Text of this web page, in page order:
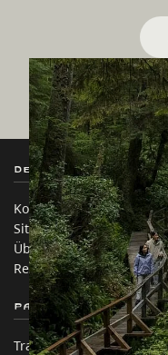
Destination BC
Kontakt
Sitemap
Über uns
Rechtliches & Richtlinien
Partnerseiten
Trade & Invest BC